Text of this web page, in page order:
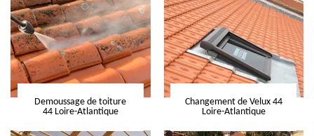
Demoussage de toiture
44 Loire-Atlantique
Changement de Velux 44
Loire-Atlantique